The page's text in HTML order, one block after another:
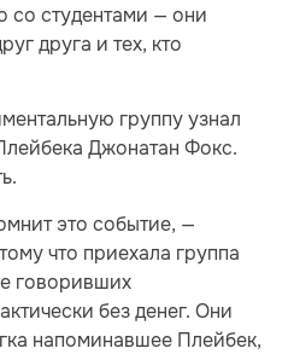
со студентами — они
друга и тех, кто
группу узнал
Джонатан Фокс.
это событие, —
что приехала группа
говоривших
без денег. Они
напоминавшее Плейбек,